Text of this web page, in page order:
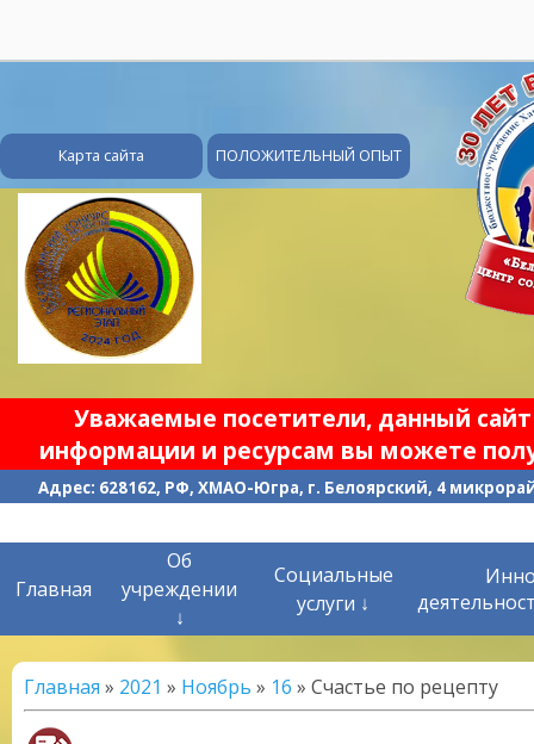
Карта сайта ПОЛОЖИТЕЛЬНЫЙ ОПЫТ
Уважаемые посетители, данный
информации и ресурсам вы можете
Адрес: 628162, РФ, ХМАО-Югра, г. Белоярский, 4
Главная
Об
учреждении
↓
Социальные
услуги ↓
Главная » 2021 » Ноябрь » 16 » Счастье по рецепту